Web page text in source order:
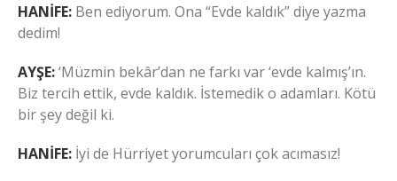
HANİFE: Ben ediyorum. Ona “Evde kaldık” diye yazma
dedim!
AYŞE:‘Müzmin bekâr’dan ne farkı var ‘evde kalmış’ın.
Biz tercih ettik, evde kaldık. İstemedik o adamları. Kötü
bir şey değil ki.
HANİFE: İyi de Hürriyet yorumcuları çok acımasız!